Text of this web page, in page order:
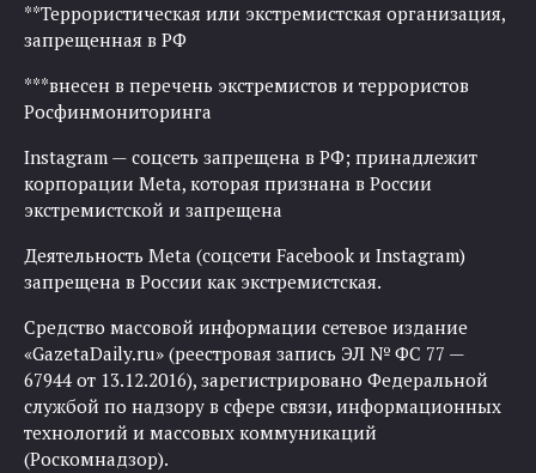
**Террористическая или экстремистская организация,
запрещенная в РФ
***внесен в перечень экстремистов и террористов
Росфинмониторинга
Instagram — соцсеть запрещена в РФ; принадлежит
корпорации Meta, которая признана в России
экстремистской и запрещена
Деятельность Meta (соцсети Facebook и Instagram)
запрещена в России как экстремистская.
Средство массовой информации сетевое издание
«GazetaDaily.ru» (реестровая запись ЭЛ № ФС 77 —
67944 от 13.12.2016), зарегистрировано Федеральной
службой по надзору в сфере связи, информационных
технологий и массовых коммуникаций
(Роскомнадзор).